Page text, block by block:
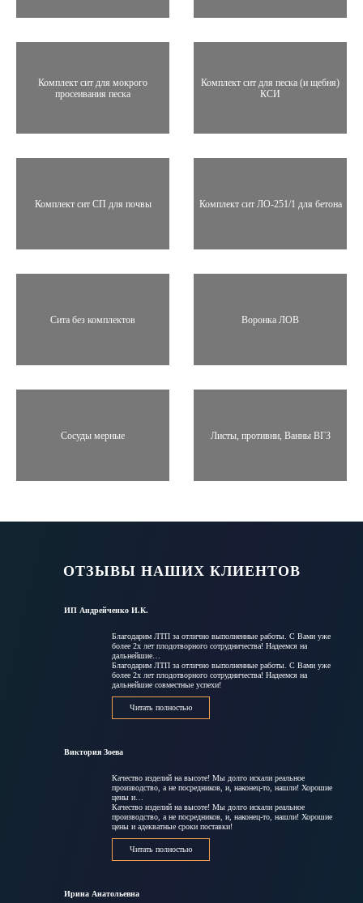
Комплект сит для мокрого
просеивания песка
Комплект сит для песка (и щебня)
КСИ
Комплект сит СП для почвы Комплект сит ЛО-251/1 для бетона
Сита без комплектов Воронка ЛОВ
Сосуды мерные Листы, противни, Ванны ВГЗ
ОТЗЫВЫ НАШИХ КЛИЕНТОВ
ИП Андрейченко И.К.
Благодарим ЛТП за отлично выполненные работы. С Вами уже
более 2х лет плодотворного сотрудничества! Надеемся на
дальнейшие…
Благодарим ЛТП за отлично выполненные работы. С Вами уже
более 2х лет плодотворного сотрудничества! Надеемся на
дальнейшие совместные успехи!
Читать полностью
Виктория Зоева
Качество изделий на высоте! Мы долго искали реальное
производство, а не посредников, и, наконец-то, нашли! Хорошие
цены и…
Качество изделий на высоте! Мы долго искали реальное
производство, а не посредников, и, наконец-то, нашли! Хорошие
цены и адекватные сроки поставки!
Читать полностью
Ирина Анатольевна